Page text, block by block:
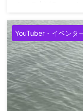
YouTuber・イベンタ